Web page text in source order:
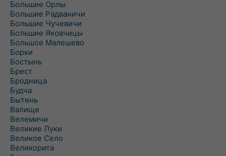
Большие Орлы
Большие Радваничи
Большие Чучевичи
Большие Яковчицы
Большое Малешево
Борки
Бостынь
Брест
Бродница
Будча
Бытень
Валище
Велемичи
Великие Луки
Великое Село
Великорита